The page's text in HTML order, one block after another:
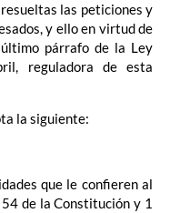
las peticiones y
y ello en virtud de
párrafo de la Ley
reguladora de esta
la siguiente:
que le confieren al
de la Constitución y 1